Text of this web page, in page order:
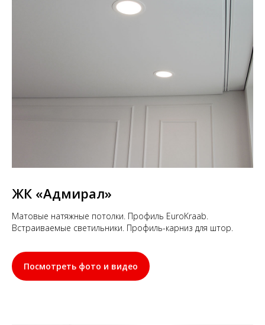
ЖК «Адмирал»
Матовые натяжные потолки. Профиль EuroKraab.
Встраиваемые светильники. Профиль-карниз для штор.
Посмотреть фото и видео